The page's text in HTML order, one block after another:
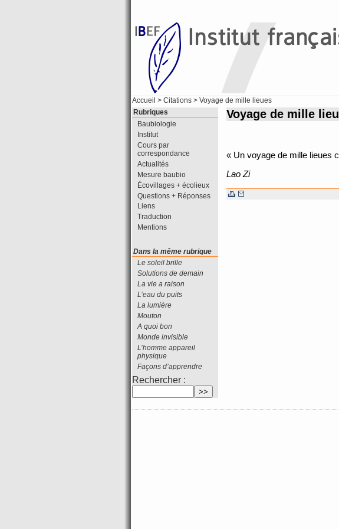
Accueil > Citations > Voyage de mille lieues
Voyage de mille
« Un voyage de mille lieues
Lao Zi
Rubriques
Baubiologie
Institut
Cours par
correspondance
Actualités
Mesure baubio
Écovillages + écolieux
Questions + Réponses
Liens
Traduction
Mentions
Dans la même rubrique
Le soleil brille
Solutions de demain
La vie a raison
L’eau du puits
La lumière
Mouton
A quoi bon
Monde invisible
L’homme appareil
physique
Façons d’apprendre
Rechercher :